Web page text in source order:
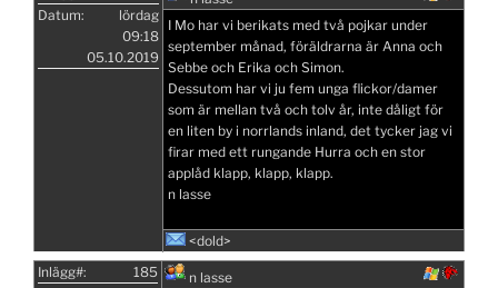
Datum:
lördag
09:18
05.10.2019
I Mo har vi berikats med två pojkar under
september månad, föräldrarna är Anna och
Sebbe och Erika och Simon.
Dessutom har vi ju fem unga flickor/damer
som är mellan två och tolv år, inte dåligt för
en liten by i norrlands inland, det tycker jag vi
firar med ett rungande Hurra och en stor
applåd klapp, klapp, klapp.
n lasse
<dold>
Inlägg#:
185
n lasse